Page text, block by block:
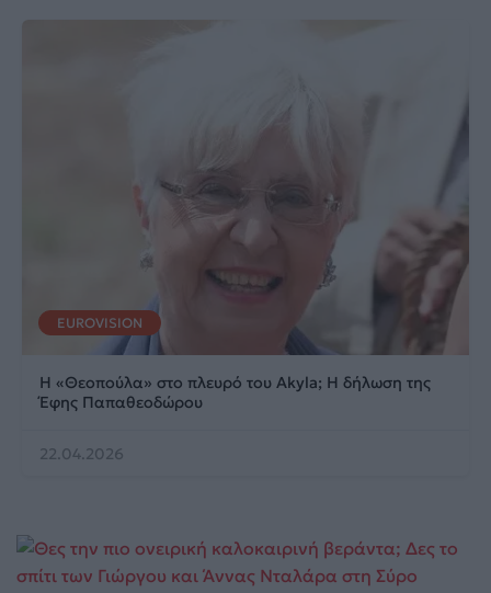
EUROVISION
Η «Θεοπούλα» στο πλευρό του Akyla; Η δήλωση της
Έφης Παπαθεοδώρου
22.04.2026